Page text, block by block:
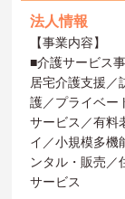
法人情報
【事業内容】
■介護サービス
居宅介護支援／
護／プライベー
サービス／有料
イ／小規模多機
ンタル・販売／
サービス